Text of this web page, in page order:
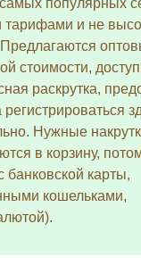
тарифами и не
стоимости,
раскрутка,
регистрироваться
Нужные
в корзину,
банковской карты,
кошельками,